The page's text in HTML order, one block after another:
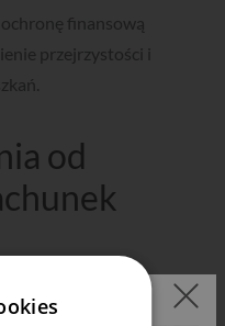
finansową
przejrzystości i
od
regulacji zakup
prezentuje się